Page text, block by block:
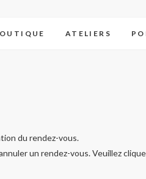
ATELIERS
du rendez-vous.
un rendez-vous. Veuillez